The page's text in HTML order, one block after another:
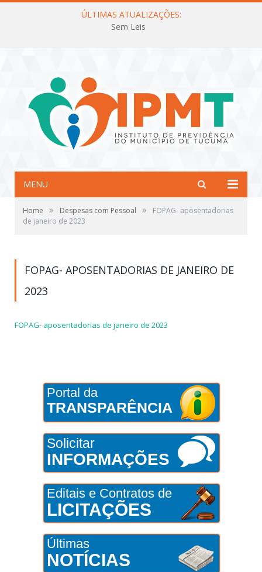
ÚLTIMAS ATUALIZAÇÕES:
Sem Leis
MENU
Home » Despesas com Pessoal »
FOPAG- aposentadorias
de janeiro de 2023
FOPAG- APOSENTADORIAS DE JANEIRO DE
2023
FOPAG- aposentadorias de janeiro de 2023
Portal da
TRANSPARÊNCIA
Solicitar
INFORMAÇÕES
Editais e Contratos de
LICITAÇÕES
Últimas
NOTÍCIAS